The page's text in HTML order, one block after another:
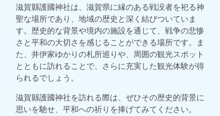
滋賀縣護國神社は、滋賀県に縁のある戦没者を祀る神
聖な場所であり、地域の歴史と深く結びついていま
す。歴史的な背景や境内の施設を通じて、戦争の悲惨
さと平和の大切さを感じることができる場所です。ま
た、井伊家ゆかりの札所巡りや、周囲の観光スポット
とともに訪れることで、さらに充実した観光体験が得
られるでしょう。
滋賀縣護國神社を訪れる際は、ぜひその歴史的背景に
思いを馳せ、平和への祈りを捧げてみてください。